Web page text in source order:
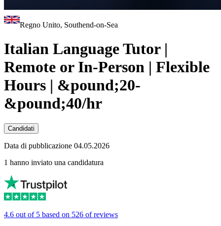
Regno Unito, Southend-on-Sea
Italian Language Tutor |
Remote or In-Person | Flexible
Hours | &pound;20-
&pound;40/hr
Candidati
Data di pubblicazione 04.05.2026
1 hanno inviato una candidatura
4.6 out of 5 based on 526 of reviews